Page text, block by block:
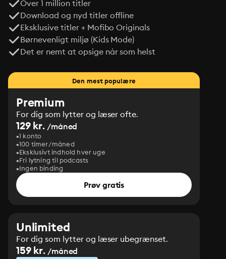
Over 1 million titler
Download og nyd titler offline
Eksklusive titler + Mofibo Originals
Børnevenligt miljø (Kids Mode)
Det er nemt at opsige når som helst
Den mest populære
Premium
For dig som lytter og læser ofte.
129 kr. /måned
1 konto
100 timer/måned
Eksklusivt indhold hver uge
Fri lytning til podcasts
Ingen binding
Prøv gratis
Unlimited
For dig som lytter og læser ubegrænset.
159 kr. /måned